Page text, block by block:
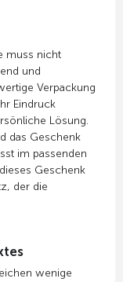
muss nicht
und
Verpackung
Eindruck
Lösung.
das Geschenk
im passenden
Geschenk
der die
wenige